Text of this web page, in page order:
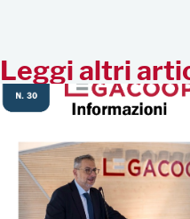
Leggi altri